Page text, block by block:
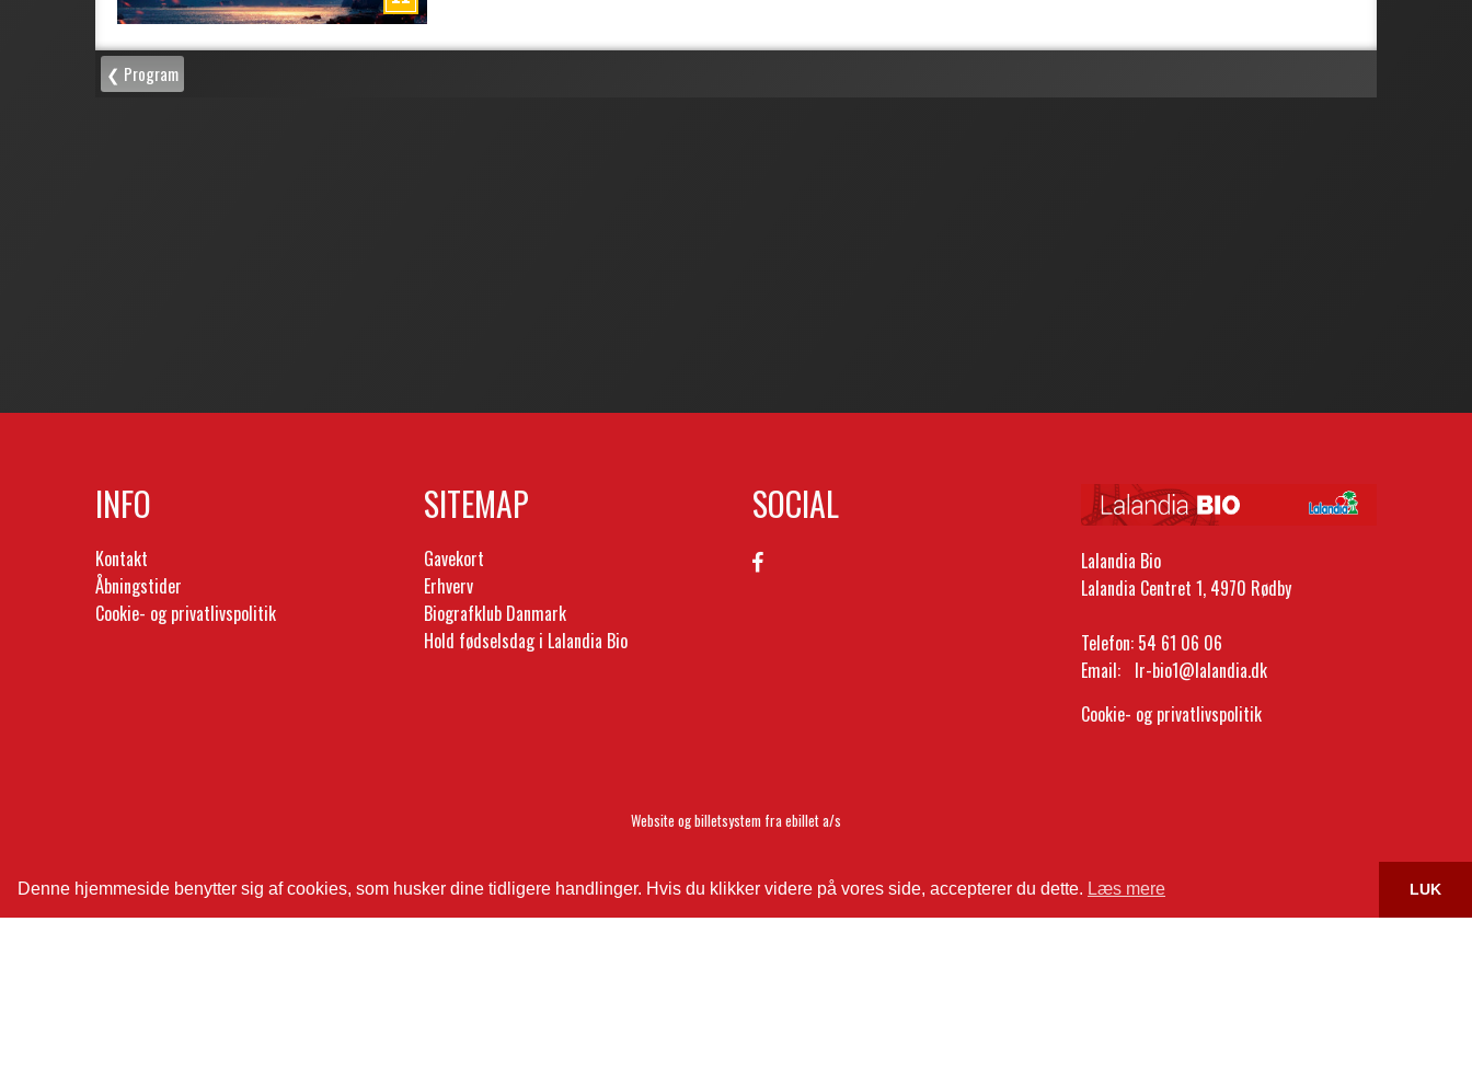
Denne hjemmeside benytter sig af cookies, som husker dine tidligere handlinger. Hvis du klikker videre på vores side, accepterer du dette. Læs mere LUK
INFO
Kontakt
Åbningstider
Cookie- og privatlivspolitik
SITEMAP
Gavekort
Erhverv
Biografklub Danmark
Hold fødselsdag i Lalandia Bio
SOCIAL
Lalandia Bio
Lalandia Centret 1, 4970 Rødby
Telefon: 54 61 06 06
Email: lr-bio1@lalandia.dk
Cookie- og privatlivspolitik
Website og billetsystem fra ebillet a/s